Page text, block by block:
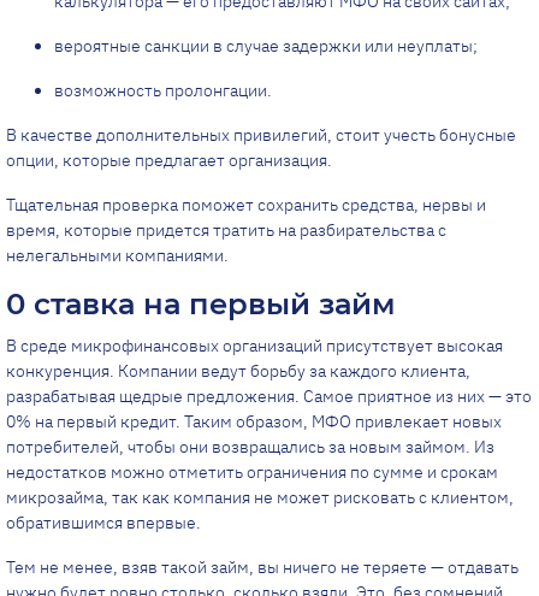
вероятные санкции в случае задержки или неуплаты;
возможность пролонгации.
В качестве дополнительных привилегий, стоит учесть бонусные
опции, которые предлагает организация.
Тщательная проверка поможет сохранить средства, нервы и
время, которые придется тратить на разбирательства с
нелегальными компаниями.
0 ставка на первый займ
В среде микрофинансовых организаций присутствует высокая
конкуренция. Компании ведут борьбу за каждого клиента,
разрабатывая щедрые предложения. Самое приятное из них — это
0% на первый кредит. Таким образом, МФО привлекает новых
потребителей, чтобы они возвращались за новым займом. Из
недостатков можно отметить ограничения по сумме и срокам
микрозайма, так как компания не может рисковать с клиентом,
обратившимся впервые.
Тем не менее, взяв такой займ, вы ничего не теряете — отдавать